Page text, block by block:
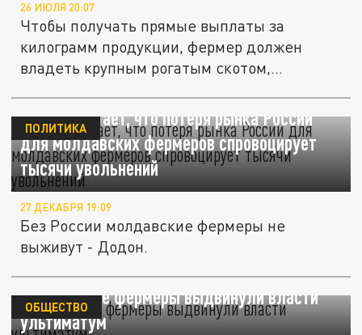
26 ИЮЛЯ 20:07
Чтобы получать прямые выплаты за
килограмм продукции, фермер должен
владеть крупным рогатым скотом,
Додон считает, что потеря рынка России
для молдавских фермеров спровоцирует
тысячи увольнений
ПОЛИТИКА
27 ДЕКАБРЯ 19:09
Без России молдавские фермеры не
выживут - Додон.
Молдавские фермеры выдвинули власти
ультиматум
ОБЩЕСТВО